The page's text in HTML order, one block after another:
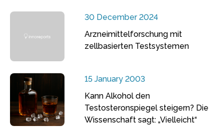
30 December 2024
Arzneimittelforschung mit
zellbasierten Testsystemen
15 January 2003
Kann Alkohol den
Testosteronspiegel steigern? Die
Wissenschaft sagt: „Vielleicht“